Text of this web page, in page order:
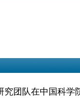
团队在中国科学